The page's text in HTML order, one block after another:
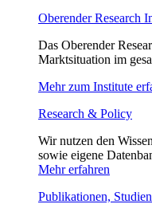
Oberender Research
Das Oberender
Marktsituation im
Mehr zum Institute
Research & Policy
Wir nutzen den
sowie eigene
Mehr erfahren
Publikationen,